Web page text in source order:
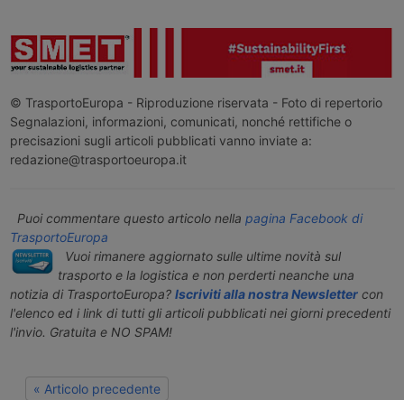
© TrasportoEuropa - Riproduzione riservata - Foto di repertorio
Segnalazioni, informazioni, comunicati, nonché rettifiche o
precisazioni sugli articoli pubblicati vanno inviate a:
redazione@trasportoeuropa.it
Puoi commentare questo articolo nella pagina Facebook di
TrasportoEuropa
Vuoi rimanere aggiornato sulle ultime novità sul
trasporto e la logistica e non perderti neanche una
notizia di TrasportoEuropa? Iscriviti alla nostra Newslettercon
l'elenco ed i link di tutti gli articoli pubblicati nei giorni precedenti
l'invio. Gratuita e NO SPAM!
« Articolo precedente